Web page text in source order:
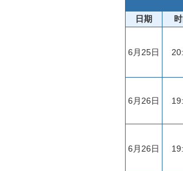
日期
6月25日
6月26日
6月26日